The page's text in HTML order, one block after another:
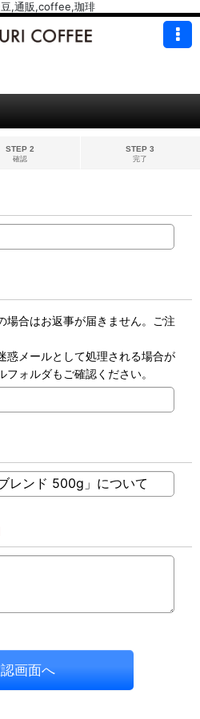
豆,通販,coffee,珈琲
STEP 2
確認
STEP 3
完了
場合はお返事が届きません。ご注
惑メールとして処理される場合が
ォルダもご確認ください。
画面へ